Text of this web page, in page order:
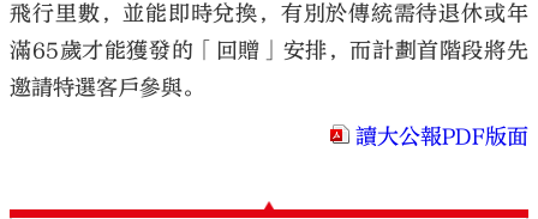
飛行里數，並能即時兌換，有別於傳統需待退休或年
滿65歲才能獲發的「回贈」安排，而計劃首階段將先
邀請特選客戶參與。
讀大公報PDF版面